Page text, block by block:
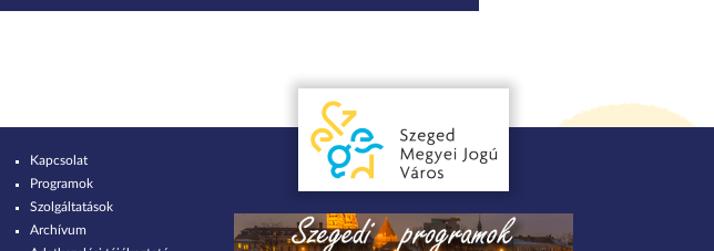
Kapcsolat
Programok
Szolgáltatások
Archívum